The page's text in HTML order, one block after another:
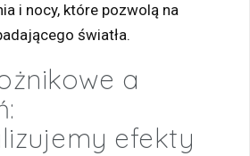
i nocy, które pozwolą na
światła.
a
efekty